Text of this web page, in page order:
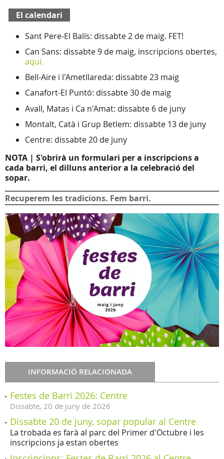
El calendari
Sant Pere-El Balís: dissabte 2 de maig. FET!
Can Sans: dissabte 9 de maig, inscripcions obertes,
aquí.
Bell-Aire i l'Ametllareda: dissabte 23 maig
Canafort-El Puntó: dissabte 30 de maig
Avall, Matas i Ca n'Amat: dissabte 6 de juny
Montalt, Catà i Grup Betlem: dissabte 13 de juny
Centre: dissabte 20 de juny
NOTA | S'obrirà un formulari per a inscripcions a
cada barri, el dilluns anterior a la celebració del
sopar.
Recuperem les tradicions. Fem barri.
INFORMACIÓ RELACIONADA
Festes de Barri 2026: Centre
Dissabte, 20 de juny de 2026
Dissabte 20 de juny, sopar popular al Centre
La trobada es farà al parc del Primer d'Octubre i les
inscripcions ja estan obertes